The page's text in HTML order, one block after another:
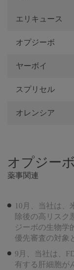
エリキュース
オプジーボ
ヤーボイ
スプリセル
オレンシア
オプジーボ
薬事関連
10月、当社は、
除後の高リスク
ジーボの生物学
優先審査の対象
9月、当社は、
有する肝細胞が